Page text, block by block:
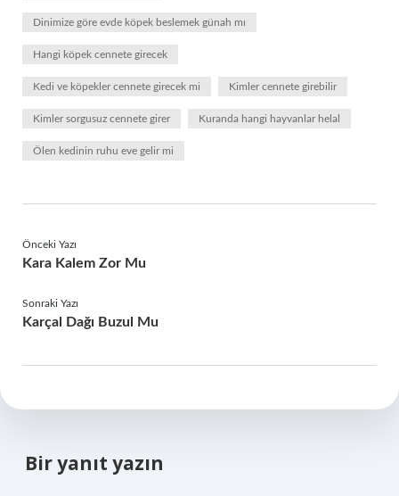
Dinimize göre evde köpek beslemek günah mı
Hangi köpek cennete girecek
Kedi ve köpekler cennete girecek mi Kimler cennete girebilir
Kimler sorgusuz cennete girer Kuranda hangi hayvanlar helal
Ölen kedinin ruhu eve gelir mi
Önceki Yazı
Kara Kalem Zor Mu
Sonraki Yazı
Karçal Dağı Buzul Mu
Bir yanıt yazın